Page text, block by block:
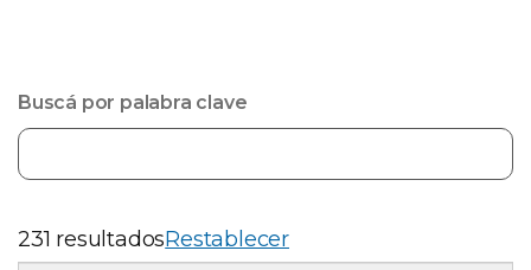
Buscá por palabra clave
231 resultadosRestablecer